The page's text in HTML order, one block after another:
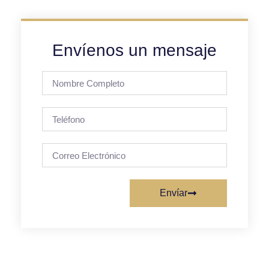
Envíenos un mensaje
Envíar